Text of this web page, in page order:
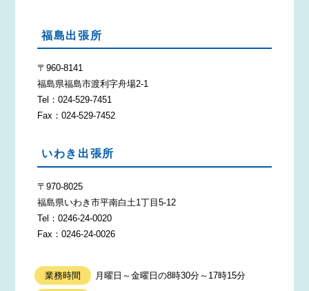
福島出張所
〒960-8141
福島県福島市渡利字舟場2-1
Tel：024-529-7451
Fax：024-529-7452
いわき出張所
〒970-8025
福島県いわき市平南白土1丁目5-12
Tel：0246-24-0020
Fax：0246-24-0026
業務時間 月曜日～金曜日の8時30分～17時15分